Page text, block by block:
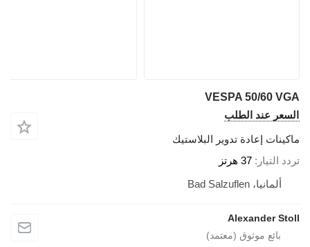
VESPA 50/60 VGA
السعر عند الطلب
ماكينات إعادة تدوير البلاستيك
تردد التيار
37 هرتز
ألمانيا، Bad Salzuflen
Alexander Stoll